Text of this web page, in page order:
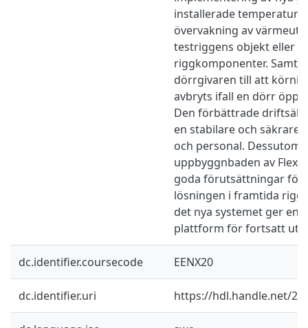
installerade
övervakning av
testriggens objekt eller
riggkomponenter.
dörrgivaren till att
avbryts ifall en dörr
Den förbättrade
en stabilare och säkrare
och personal. Dessutom
uppbyggnbaden av
goda förutsättningar för
lösningen i framtida
det nya systemet ger en
plattform för fortsatt
dc.identifier.coursecode EENX20
dc.identifier.uri https://hdl.handle.net/